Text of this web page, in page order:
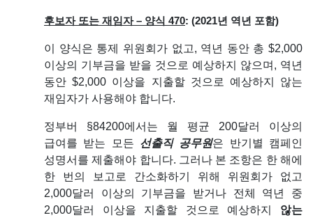
후보자 또는 재임자 – 양식 470: (2021년 역년 포함)
이 양식은 통제 위원회가 없고, 역년 동안 총 $2,000
이상의 기부금을 받을 것으로 예상하지 않으며, 역년
동안 $2,000 이상을 지출할 것으로 예상하지 않는
재임자가 사용해야 합니다.
정부버 §84200에서는 월 평균 200달러 이상의
급여를 받는 모든 선출직 공무원은 반기별 캠페인
성명서를 제출해야 합니다. 그러나 본 조항은 한 해에
한 번의 보고로 간소화하기 위해 위원회가 없고
2,000달러 이상의 기부금을 받거나 전체 역년 중
2,000달러 이상을 지출할 것으로 예상하지 않는